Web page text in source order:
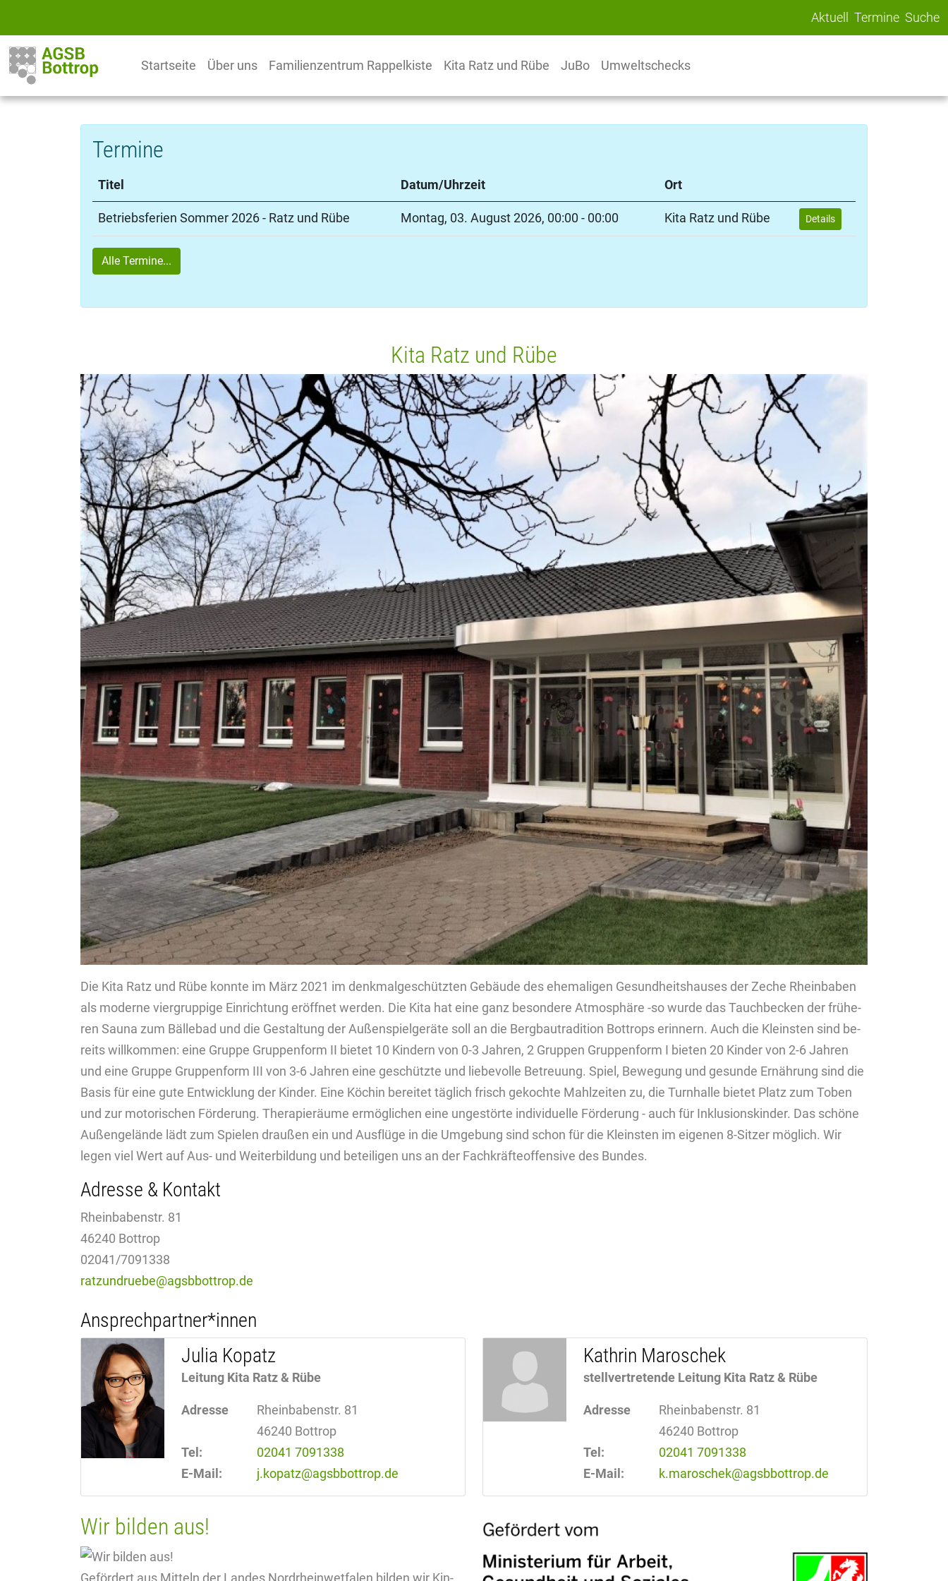
Aktuell Termine Suche
Startseite Über uns Familienzentrum Rappelkiste Kita Ratz und Rübe JuBo Umweltschecks
Termine
Ti­tel Da­tum­/­Uhr­zeit Ort
Be­triebs­fe­ri­en Som­mer 2026 - Ratz und Rübe Montag, 03. August 2026, 00:00 - 00:00 Kita Ratz und Rübe Details
Alle Termine...
Kita Ratz und Rübe
Die Kita Ratz und Rübe konn­te im März 2021 im denk­mal­ge­schütz­ten Ge­bäu­de des ehe­ma­li­gen Ge­sund­heits­hau­ses der Zeche Rhein­baben
als mo­der­ne vier­grup­pi­ge Ein­rich­tung er­öff­net wer­den. Die Kita hat eine ganz be­son­de­re At­mo­sphä­re -so wurde das Tauch­be­cken der frü­he­
ren Sauna zum Bäl­le­bad und die Ge­stal­tung der Au­ßen­spiel­ge­rä­te soll an die Berg­bau­tra­di­ti­on Bott­rops er­in­nern. Auch die Kleins­ten sind be­
reits will­kom­men: eine Grup­pe Grup­pen­form II bie­tet 10 Kin­dern von 0-3 Jah­ren, 2 Grup­pen Grup­pen­form I bie­ten 20 Kin­der von 2-6 Jah­ren
und eine Grup­pe Grup­pen­form III von 3-6 Jah­ren eine ge­schütz­te und lie­be­vol­le Be­treu­ung. Spiel, Be­we­gung und ge­sun­de Er­näh­rung sind die
Basis für eine gute Ent­wick­lung der Kin­der. Eine Kö­chin be­rei­tet täg­lich frisch ge­koch­te Mahl­zei­ten zu, die Turn­hal­le bie­tet Platz zum Toben
und zur mo­to­ri­schen För­de­rung. The­ra­pieräu­me er­mög­li­chen eine un­ge­stör­te in­di­vi­du­el­le För­de­rung - auch für In­klu­si­ons­kin­der. Das schö­ne
Au­ßen­ge­län­de lädt zum Spie­len drau­ßen ein und Aus­flü­ge in die Um­ge­bung sind schon für die Kleins­ten im ei­ge­nen 8-Sit­zer mög­lich. Wir
legen viel Wert auf Aus- und Wei­ter­bil­dung und be­tei­li­gen uns an der Fach­kräf­teof­fen­si­ve des Bun­des.
Adres­se & Kon­takt
Rhein­baben­str. 81
46240 Bott­rop
02041/7091338
rat­zun­drue­be@agsbbott­rop.de
Ansprechpartner*innen
Julia Kopatz
Leitung Kita Ratz & Rübe
Adresse
Rheinbabenstr. 81
46240 Bottrop
Tel:
02041 7091338
E-Mail:
j.kopatz@agsbbottrop.de
Kathrin Maroschek
stellvertretende Leitung Kita Ratz & Rübe
Adresse
Rheinbabenstr. 81
46240 Bottrop
Tel:
02041 7091338
E-Mail:
k.maroschek@agsbbottrop.de
Wir bil­den aus!